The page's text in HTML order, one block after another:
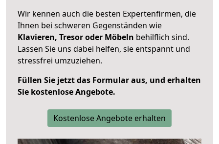
Wir kennen auch die besten Expertenfirmen, die
Ihnen bei schweren Gegenständen wie
Klavieren, Tresor oder Möbeln behilflich sind.
Lassen Sie uns dabei helfen, sie entspannt und
stressfrei umzuziehen.
Füllen Sie jetzt das Formular aus, und erhalten
Sie kostenlose Angebote.
Kostenlose Angebote erhalten